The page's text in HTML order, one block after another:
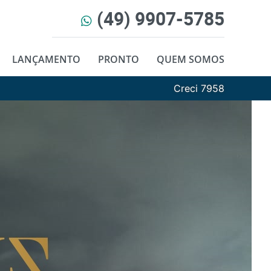
(49) 9907-5785
LANÇAMENTO PRONTO QUEM SOMOS
Creci 7958